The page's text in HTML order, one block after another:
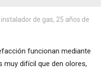
de gas, 25 años de
funcionan mediante
difícil que den olores,